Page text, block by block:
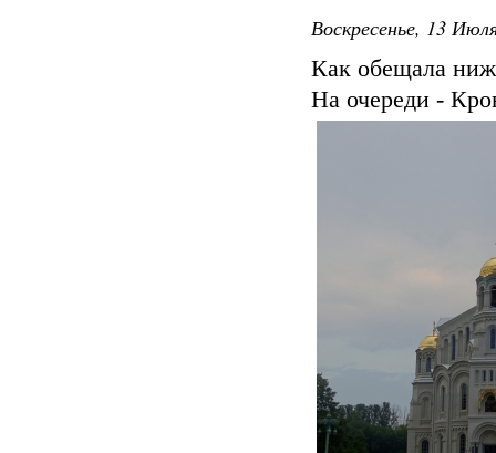
Воскресенье, 13
Как обещала
На очереди -